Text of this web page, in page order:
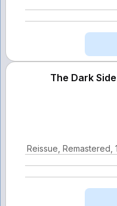
The Dark
Reissue, Remastered,